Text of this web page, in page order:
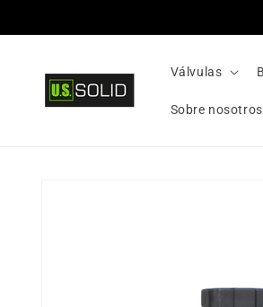
al contenido
Válvulas
Sobre nosotros